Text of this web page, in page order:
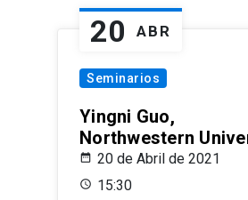
20 ABR
Seminarios
Yingni Guo,
Northwestern
20 de Abril de 2021
15:30